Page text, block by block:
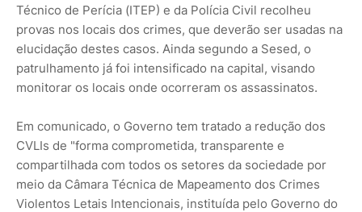
Técnico de Perícia (ITEP) e da Polícia Civil recolheu
provas nos locais dos crimes, que deverão ser usadas na
elucidação destes casos. Ainda segundo a Sesed, o
patrulhamento já foi intensificado na capital, visando
monitorar os locais onde ocorreram os assassinatos.
Em comunicado, o Governo tem tratado a redução dos
CVLIs de "forma comprometida, transparente e
compartilhada com todos os setores da sociedade por
meio da Câmara Técnica de Mapeamento dos Crimes
Violentos Letais Intencionais, instituída pelo Governo do